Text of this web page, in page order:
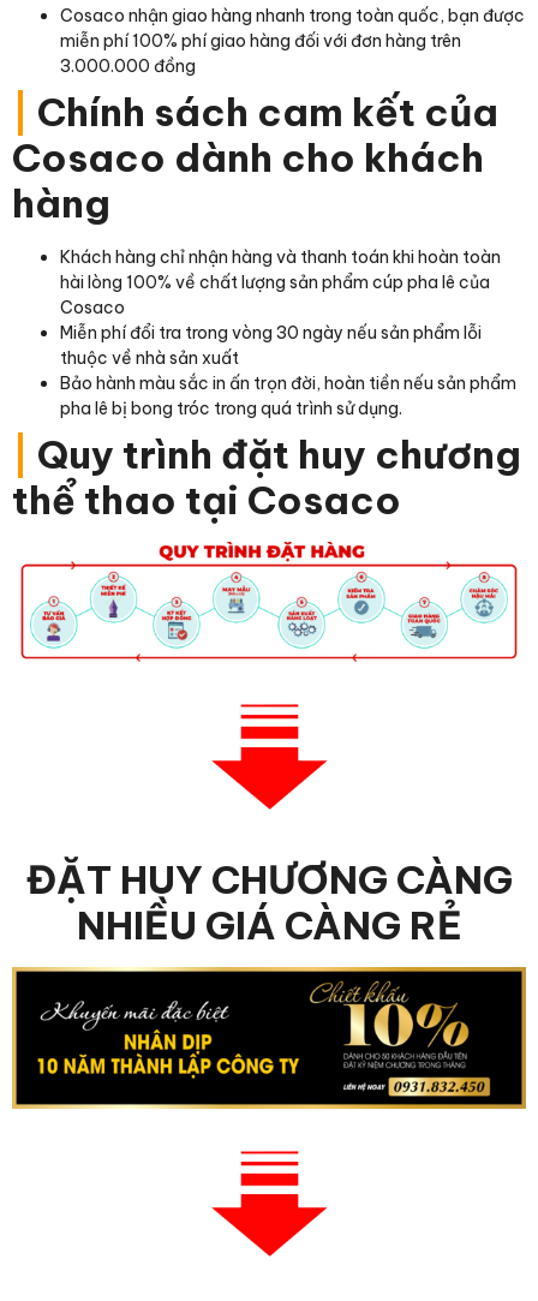
Cosaco nhận giao hàng nhanh trong toàn quốc, bạn được
miễn phí 100% phí giao hàng đối với đơn hàng trên
3.000.000 đồng
Chính sách cam kết của
Cosaco dành cho khách
hàng
Khách hàng chỉ nhận hàng và thanh toán khi hoàn toàn
hài lòng 100% về chất lượng sản phẩm cúp pha lê của
Cosaco
Miễn phí đổi tra trong vòng 30 ngày nếu sản phẩm lỗi
thuộc về nhà sản xuất
Bảo hành màu sắc in ấn trọn đời, hoàn tiền nếu sản phẩm
pha lê bị bong tróc trong quá trình sử dụng.
Quy trình đặt huy chương
thể thao tại Cosaco
ĐẶT HUY CHƯƠNG CÀNG
NHIỀU GIÁ CÀNG RẺ